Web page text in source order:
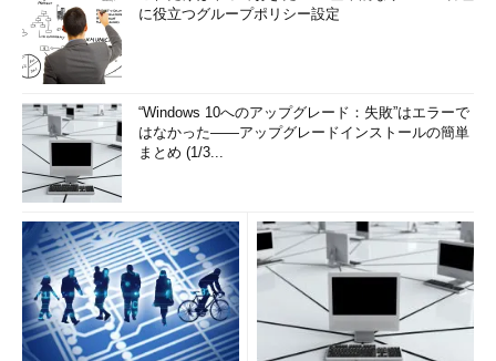
24時間×365日稼働するシステムの管理は、1人の管理者だけで
管理し切れるものではありません。常に一定以上のクオリティを
維持したシステムの管理を実現するには、エンジニアのスキルを
考慮したシステム管理グループの結成が不可欠です。システムの
障害に対応することを前提としたシステム管理グループは、1次
ラインと2次ライン（場合によっては3次ライン）に分けること
ができます。
1次ラインのスタッフは、常にシステムの状況に気を配り、監
視ツールなどから通知される障害のアラートを迅速に確認して障
害の内容の把握に努め、可能であれば障害からシステムを復旧さ
せます。常にシステムを監視し続ける必要があるため、2人以上
のスタッフで構成されるグループ（食事やお手洗いなどで席を離
に役立つグループポリシー設定
“Windows 10へのアップグレード：失敗”はエラーで
はなかった――アップグレードインストールの簡単
まとめ (1/3...